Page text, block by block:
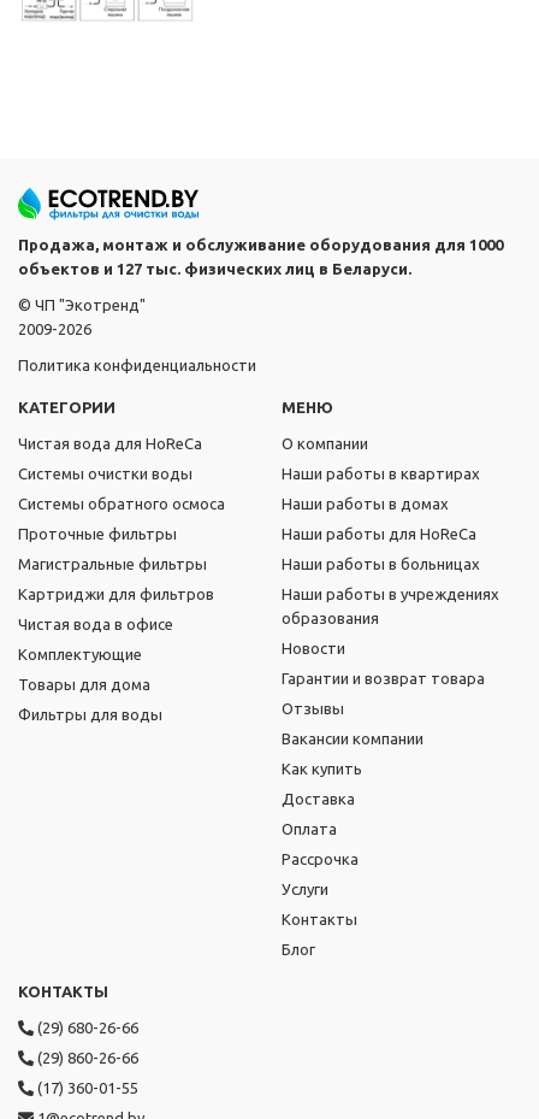
Продажа, монтаж и обслуживание оборудования для 1000
объектов и 127 тыс. физических лиц в Беларуси.
© ЧП "Экотренд"
2009-2026
Политика конфиденциальности
КАТЕГОРИИ
Чистая вода для HoReCa
Системы очистки воды
Системы обратного осмоса
Проточные фильтры
Магистральные фильтры
Картриджи для фильтров
Чистая вода в офисе
Комплектующие
Товары для дома
Фильтры для воды
МЕНЮ
О компании
Наши работы в квартирах
Наши работы в домах
Наши работы для HoReCa
Наши работы в больницах
Наши работы в учреждениях
образования
Новости
Гарантии и возврат товара
Отзывы
Вакансии компании
Как купить
Доставка
Оплата
Рассрочка
Услуги
Контакты
Блог
КОНТАКТЫ
(29) 680-26-66
(29) 860-26-66
(17) 360-01-55